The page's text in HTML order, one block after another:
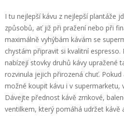
I tu nejlepší kávu z nejlepší plantáže
způsobů, ať již při pražení nebo při
maximálně vyhýbám kávám se
chystám připravit si kvalitní
nabízejí stovky druhů kávy upražené
rozvinula jejich přirozená chuť.
možné koupit kávu i v supermarketu,
Dávejte přednost kávě zrnkové,
ventilkem, který pomáhá udržet kávě